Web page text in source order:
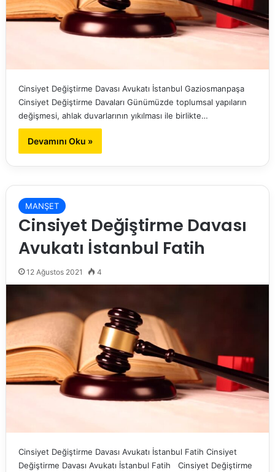
Cinsiyet Değiştirme Davası Avukatı İstanbul Gaziosmanpaşa
Cinsiyet Değiştirme Davaları Günümüzde toplumsal yapıların
değişmesi, ahlak duvarlarının yıkılması ile birlikte…
Devamını Oku »
MANŞET
Cinsiyet Değiştirme Davası
Avukatı İstanbul Fatih
12 Ağustos 2021 4
Cinsiyet Değiştirme Davası Avukatı İstanbul Fatih Cinsiyet
Değiştirme Davası Avukatı İstanbul Fatih Cinsiyet Değiştirme